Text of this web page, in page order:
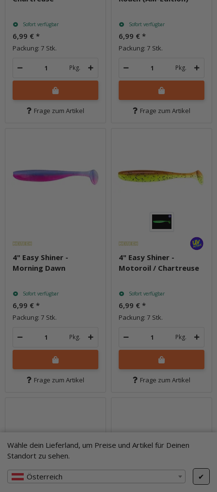
Wähle dein Lieferland, um Preise und Artikel für Deinen
Standort zu sehen.
Österreich ✔
Sofort verfügbar
6,99 € *
Packung: 7 Stk.
Pkg.
Frage zum Artikel
Sofort verfügbar
6,99 € *
Packung: 7 Stk.
Pkg.
Frage zum Artikel
4" Easy Shiner -
Morning Dawn
Sofort verfügbar
6,99 € *
Packung: 7 Stk.
Pkg.
Frage zum Artikel
4" Easy Shiner -
Motoroil / Chartreuse
Sofort verfügbar
6,99 € *
Packung: 7 Stk.
Pkg.
Frage zum Artikel